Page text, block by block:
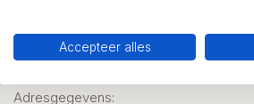
Adresgegevens:
Accepteer alles